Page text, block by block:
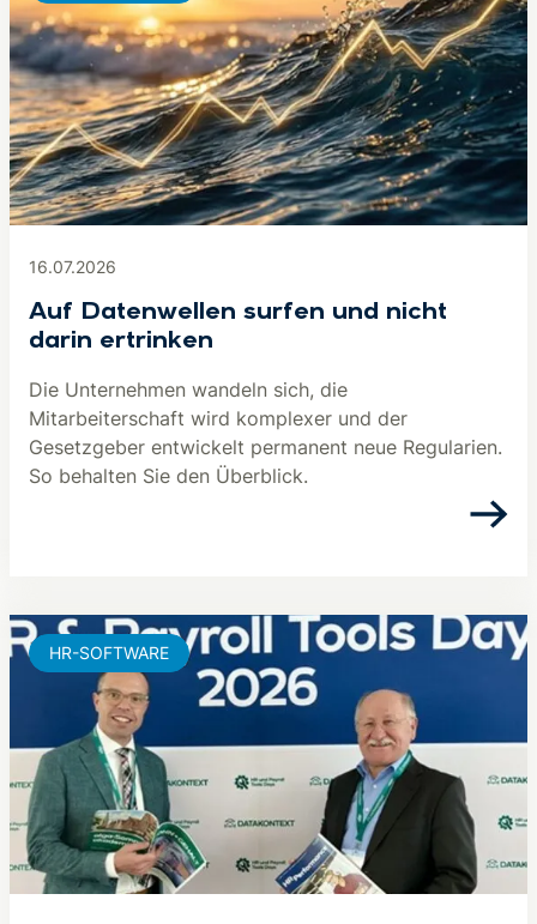
16.07.2026
Auf Datenwellen surfen und nicht
darin ertrinken
Die Unternehmen wandeln sich, die
Mitarbeiterschaft wird komplexer und der
Gesetzgeber entwickelt permanent neue Regularien.
So behalten Sie den Überblick.
HR-SOFTWARE